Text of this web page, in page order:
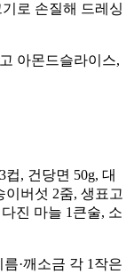
로 손질해 드레싱
아몬드슬라이스,
, 건당면 50g, 대
이버섯 2줌, 생표고
진 마늘 1큰술, 소
·깨소금 각 1작은